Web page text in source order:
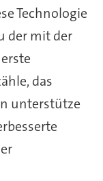
Technologie
der mit der
das
unterstütze